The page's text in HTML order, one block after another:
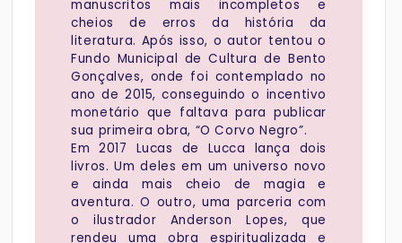
manuscritos mais incompletos e
cheios de erros da história da
literatura. Após isso, o autor tentou o
Fundo Municipal de Cultura de Bento
Gonçalves, onde foi contemplado no
ano de 2015, conseguindo o incentivo
monetário que faltava para publicar
sua primeira obra, “O Corvo Negro”.
Em 2017 Lucas de Lucca lança dois
livros. Um deles em um universo novo
e ainda mais cheio de magia e
aventura. O outro, uma parceria com
o ilustrador Anderson Lopes, que
rendeu uma obra espiritualizada e